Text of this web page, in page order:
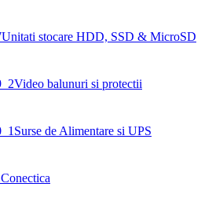
Unitati stocare HDD, SSD & MicroSD
Video balunuri si protectii
Surse de Alimentare si UPS
Conectica